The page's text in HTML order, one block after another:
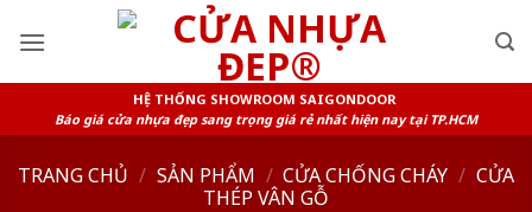
HỆ THỐNG SHOWROOM SAIGONDOOR
Báo giá cửa nhựa đẹp sang trọng giá rẻ nhất hiện nay tại TP.HCM
TRANG CHỦ / SẢN PHẨM / CỬA CHỐNG CHÁY / CỬA
THÉP VÂN GỖ